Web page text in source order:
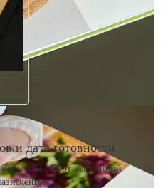
и дата готовности
и зависит от выбранной